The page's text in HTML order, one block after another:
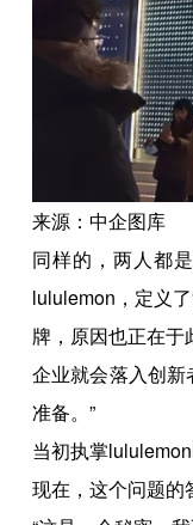
来源：中企图库
同样的，两人都
lululemon，定义
牌，原因也正在于
企业就会落入创
准备。”
当初执掌
现在，这个问题的